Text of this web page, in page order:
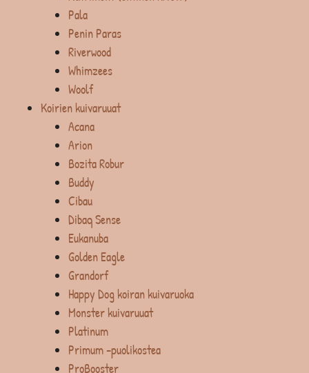
Pala
Penin Paras
Riverwood
Whimzees
Woolf
Koirien kuivaruuat
Acana
Arion
Bozita Robur
Buddy
Cibau
Dibaq Sense
Eukanuba
Golden Eagle
Grandorf
Happy Dog koiran kuivaruoka
Monster kuivaruuat
Platinum
Primum -puolikostea
ProBooster